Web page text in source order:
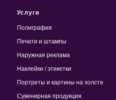
Услуги
Полиграфия
Печати и штампы
Наружная реклама
Наклейки / этикетки
Портреты и картины на холсте
Сувенирная продукция